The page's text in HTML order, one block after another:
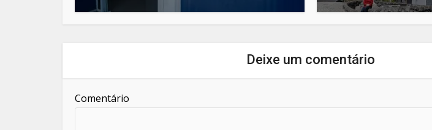
Deixe um comentário
Comentário